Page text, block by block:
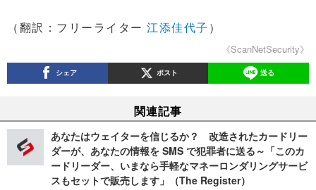
（翻訳：フリーライター 江添佳代子 ）
《ScanNetSecurity》
シェア ポスト 送る
関連記事
あなたはウェイターを信じるか？ 改造されたカードリー
ダーが、あなたの情報を SMS で犯罪者に送る～「このカ
ードリーダー、いまなら手軽なマネーロンダリングサービ
スもセットで販売します」（The Register）